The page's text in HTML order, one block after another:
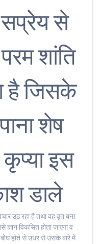
से
शांति
है जिसके
शेष
कृप्या इस
डाले
उठ रहा है तथा वह वृत बना
विकसित होता जाएगा व
बोध होते से उधर से उसके बारे में